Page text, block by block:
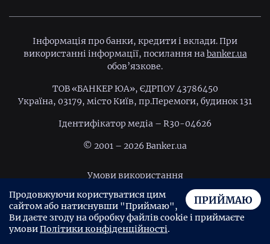
Інформація про банки, кредити і вклади. При
використанні інформації, посилання наbanker.ua
обов’язкове.
ТОВ «БАНКЕР ЮА», ЄДРПОУ 43786450
Україна, 03179, місто Київ, пр.Перемоги, будинок 131
Ідентифiкатор медiа – R30-04626
© 2001 – 2026 Banker.ua
Умови використання
Політика конфіденційності
Угода користувача
ПРИЙМАЮ
Продовжуючи користуватися цим
сайтом або натиснувши "Приймаю",
Ви даєте згоду на обробку файлів cookie і приймаєте
умовиПолітики конфіденційності.